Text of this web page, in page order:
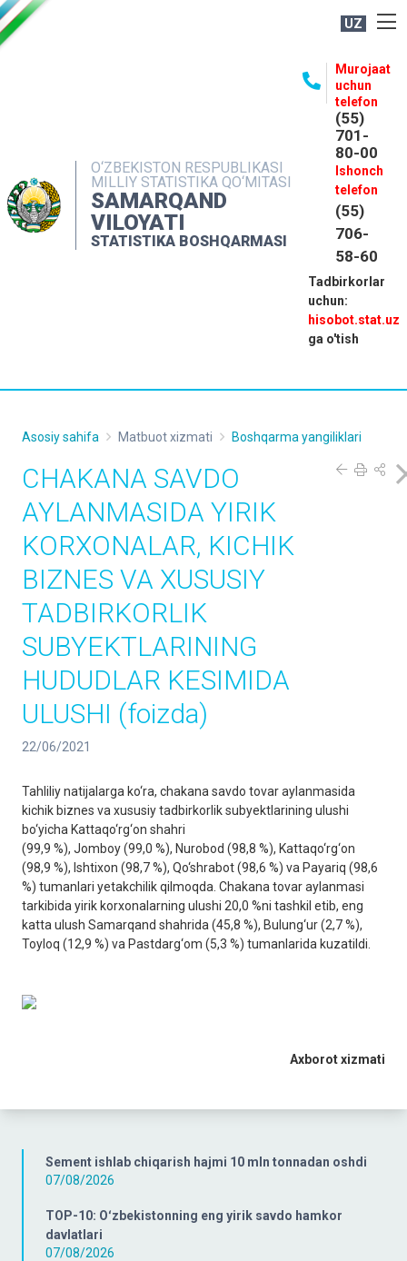
UZ
O‘ZBEKISTON RESPUBLIKASI
MILLIY STATISTIKA QO‘MITASI
SAMARQAND
VILOYATI
STATISTIKA BOSHQARMASI
Murojaat
uchun
telefon
(55)
701-
80-00
Ishonch
telefon
(55)
706-
58-60
Tadbirkorlar
uchun:
hisobot.stat.uz
ga o'tish
MATBUOT XIZMATI
MUROJAATLAR
KONTAKTLAR
Sement ishlab chiqarish hajmi 10 mln tonnadan oshdi
07/08/2026
TOP-10: Oʻzbekistonning eng yirik savdo hamkor
davlatlari
07/08/2026
Asosiy sahifa Matbuot xizmati Boshqarma yangiliklari
CHAKANA SAVDO
AYLANMASIDA YIRIK
KORXONALAR, KICHIK
BIZNES VA XUSUSIY
TADBIRKORLIK
SUBYEKTLARINING
HUDUDLAR KESIMIDA
ULUSHI (foizda)
22/06/2021
Tahliliy natijalarga ko‘ra, chakana savdo tovar aylanmasida
kichik biznes va xususiy tadbirkorlik subyektlarining ulushi
bo‘yicha Kattaqo‘rg‘on shahri
(99,9 %), Jomboy (99,0 %), Nurobod (98,8 %), Kattaqo‘rg‘on
(98,9 %), Ishtixon (98,7 %), Qo‘shrabot (98,6 %) va Payariq (98,6
%) tumanlari yetakchilik qilmoqda. Chakana tovar aylanmasi
tarkibida yirik korxonalarning ulushi 20,0 %ni tashkil etib, eng
katta ulush Samarqand shahrida (45,8 %), Bulung‘ur (2,7 %),
Toyloq (12,9 %) va Pastdarg‘om (5,3 %) tumanlarida kuzatildi.
Axborot xizmati